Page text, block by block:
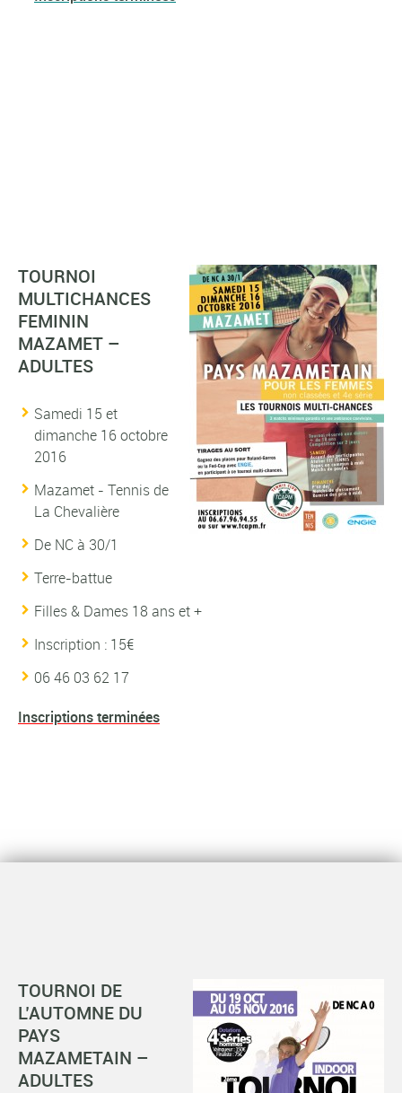
TOURNOI
MULTICHANCES
FEMININ
MAZAMET –
ADULTES
Samedi 15 et
dimanche 16 octobre
2016
Mazamet - Tennis de
La Chevalière
De NC à 30/1
Terre-battue
Filles & Dames 18 ans et +
Inscription : 15€
06 46 03 62 17
Inscriptions terminées
TOURNOI DE
L’AUTOMNE DU
PAYS
MAZAMETAIN –
ADULTES